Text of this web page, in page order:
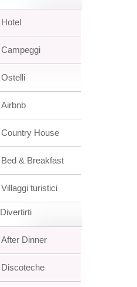
Hotel
Campeggi
Ostelli
Airbnb
Country House
Bed & Breakfast
Villaggi turistici
Divertirti
After Dinner
Discoteche